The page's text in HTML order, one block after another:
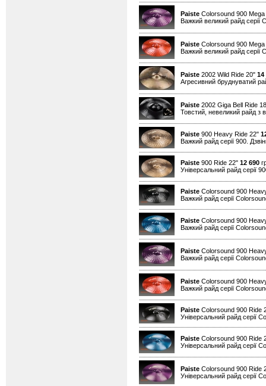
Paiste Colorsound 900
Важкий великий райд серії
Paiste Colorsound 900
Важкий великий райд серії
Paiste 2002 Wild Ride 20" 14
Агресивний бруднуватий
Paiste 2002 Giga Bell Ride
Товстий, невеликий райд з
Paiste 900 Heavy Ride 22"
Важкий райд серії 900.
Paiste 900 Ride 22" 12 690
Універсальний райд серії
Paiste Colorsound 900
Важкий райд серії
Paiste Colorsound 900
Важкий райд серії
Paiste Colorsound 900
Важкий райд серії
Paiste Colorsound 900
Важкий райд серії
Paiste Colorsound 900 Ride
Універсальний райд серії
Paiste Colorsound 900 Ride
Універсальний райд серії
Paiste Colorsound 900 Ride
Універсальний райд серії